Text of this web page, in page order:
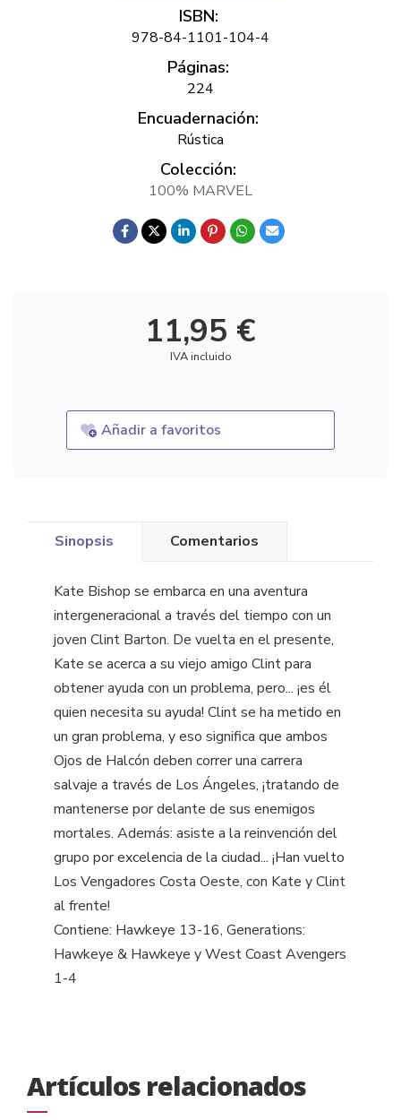
ISBN:
978-84-1101-104-4
Páginas:
224
Encuadernación:
Rústica
Colección:
100% MARVEL
11,95 €
IVA incluido
Añadir a favoritos
Sinopsis Comentarios
Kate Bishop se embarca en una aventura
intergeneracional a través del tiempo con un
joven Clint Barton. De vuelta en el presente,
Kate se acerca a su viejo amigo Clint para
obtener ayuda con un problema, pero... ¡es él
quien necesita su ayuda! Clint se ha metido en
un gran problema, y eso significa que ambos
Ojos de Halcón deben correr una carrera
salvaje a través de Los Ángeles, ¡tratando de
mantenerse por delante de sus enemigos
mortales. Además: asiste a la reinvención del
grupo por excelencia de la ciudad... ¡Han vuelto
Los Vengadores Costa Oeste, con Kate y Clint
al frente!
Contiene: Hawkeye 13-16, Generations:
Hawkeye & Hawkeye y West Coast Avengers
1-4
Artículos relacionados